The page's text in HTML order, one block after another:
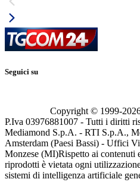
Seguici su
Copyright © 1999-
P.Iva 03976881007 - Tutti i diritti
Mediamond S.p.A. - RTI S.p.A.,
Amsterdam (Paesi Bassi) - Uffici
Monzese (MI)Rispetto ai contenuti
riprodotti è vietata ogni
sistemi di intelligenza artificiale